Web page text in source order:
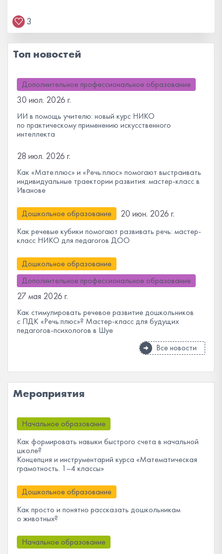
3
Топ новостей
Дополнительное профессиональное образование
30 июл. 2026 г.
ИИ в помощь учителю: новый курс НИКО
по практическому применению искусственного
интеллекта
28 июл. 2026 г.
Как «Мате:плюс» и «Речь:плюс» помогают выстраивать
индивидуальные траектории развития: мастер-класс в
Иванове
Дошкольное образование 20 июн. 2026 г.
Как речевые кубики помогают развивать речь: мастер-
класс НИКО для педагогов ДОО
Дошкольное образование
Дополнительное профессиональное образование
27 мая 2026 г.
Как стимулировать речевое развитие дошкольников
с ПДК «Речь:плюс»? Мастер-класс для будущих
педагогов-психологов в Шуе
Все новости
Мероприятия
Начальное образование
Как формировать навыки быстрого счета в начальной
школе?
Концепция и инструментарий курса «Математическая
грамотность. 1–4 классы»
Дошкольное образование
Как просто и понятно рассказать дошкольникам
о животных?
Начальное образование